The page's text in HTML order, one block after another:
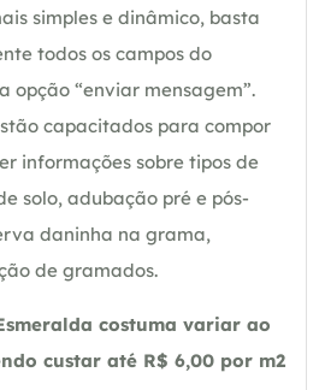
simples e dinâmico, basta
todos os campos do
opção “enviar mensagem”.
capacitados para compor
informações sobre tipos de
solo, adubação pré e pós-
daninha na grama,
de gramados.
costuma variar ao
custar até R$ 6,00 por m2